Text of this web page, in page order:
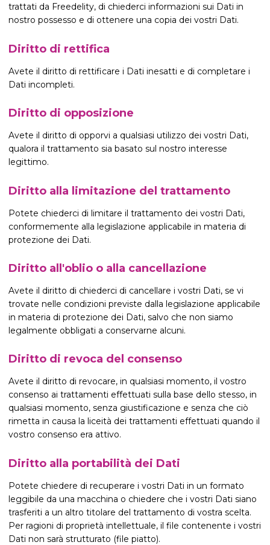
trattati da Freedelity, di chiederci informazioni sui Dati in
nostro possesso e di ottenere una copia dei vostri Dati.
Diritto di rettifica
Avete il diritto di rettificare i Dati inesatti e di completare i
Dati incompleti.
Diritto di opposizione
Avete il diritto di opporvi a qualsiasi utilizzo dei vostri Dati,
qualora il trattamento sia basato sul nostro interesse
legittimo.
Diritto alla limitazione del trattamento
Potete chiederci di limitare il trattamento dei vostri Dati,
conformemente alla legislazione applicabile in materia di
protezione dei Dati.
Diritto all'oblio o alla cancellazione
Avete il diritto di chiederci di cancellare i vostri Dati, se vi
trovate nelle condizioni previste dalla legislazione applicabile
in materia di protezione dei Dati, salvo che non siamo
legalmente obbligati a conservarne alcuni.
Diritto di revoca del consenso
Avete il diritto di revocare, in qualsiasi momento, il vostro
consenso ai trattamenti effettuati sulla base dello stesso, in
qualsiasi momento, senza giustificazione e senza che ciò
rimetta in causa la liceità dei trattamenti effettuati quando il
vostro consenso era attivo.
Diritto alla portabilità dei Dati
Potete chiedere di recuperare i vostri Dati in un formato
leggibile da una macchina o chiedere che i vostri Dati siano
trasferiti a un altro titolare del trattamento di vostra scelta.
Per ragioni di proprietà intellettuale, il file contenente i vostri
Dati non sarà strutturato (file piatto).